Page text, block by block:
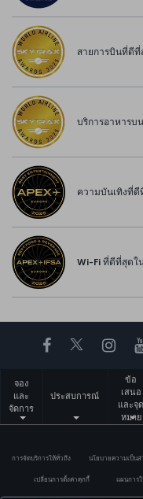
สายการบินที่ดีที่
บริการอาหารบ
ความบันเทิงที่ดี
Wi-Fi ที่ดีที่สุดใ
Facebook
Twitter
จอง
และ
จัดการ
ประสบการณ์
ข้อ
เสนอ
และจุด
หมาย
การจัดบริการให้ทั่วถึง นโยบายความเป็น
เปลี่ยนการตั้งค่าคุกกี้ แผนการ